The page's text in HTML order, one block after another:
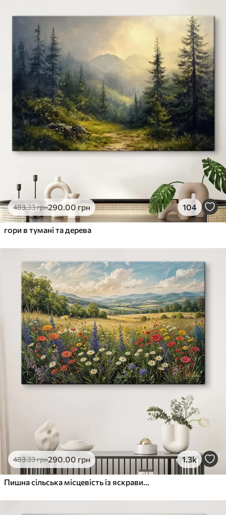
✓Яскраві, насичені кольори
Стійкість до вицвітання
✓ Безпечне чорнило без запаху
✗Поверхня з текстурою полотна
✗Екологічний матеріал
Преміум
Від 363.00грн
✓Яскраві, насичені кольори
✓Стійкість до вицвітання
✓Безпечне чорнило без запаху
✓
Еко-Преміум
Від .00грн
✓Яскраві, насичені кольори
✓ Поверхня з текстурою полотна
✓Екологічний матеріал
483.33грн290.00 грн 104
гори в тумані та дерева
483.33грн290.00 грн 1.3k
Пишна сільська місцевість із яскравим лугом диких квітів, наповненим різнокольоровими квітами під хмарним небом